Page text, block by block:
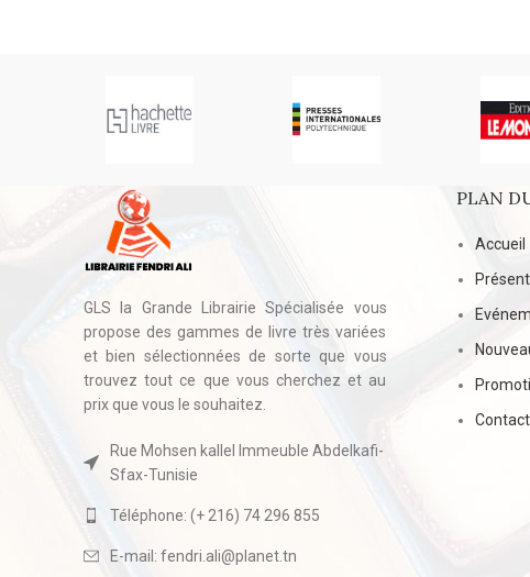
GLS la Grande Librairie Spécialisée vous
propose des gammes de livre très variées
et bien sélectionnées de sorte que vous
trouvez tout ce que vous cherchez et au
prix que vous le souhaitez.
Rue Mohsen kallel Immeuble Abdelkafi-
Sfax-Tunisie
Téléphone: (+ 216) 74 296 855
E-mail: fendri.ali@planet.tn
PLAN
Accueil
Contact